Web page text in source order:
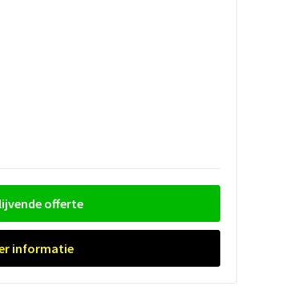
offerte
informatie